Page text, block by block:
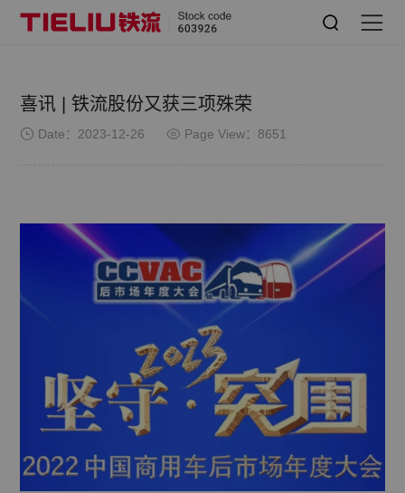
喜讯 | 铁流股份又获三项殊荣
Date：2023-12-26 Page View：8651